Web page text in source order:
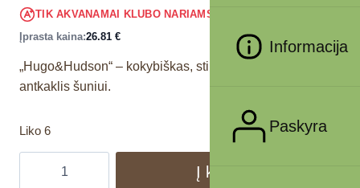
Informacija
Paskyra
TIK AKVANAMAI KLUBO NARIAMS
Įprasta kaina:26.81 €
„Hugo&Hudson“ – kokybiškas, stilingas ir tvirtas
antkaklis šuniui.
Liko 6
Į krepšelį